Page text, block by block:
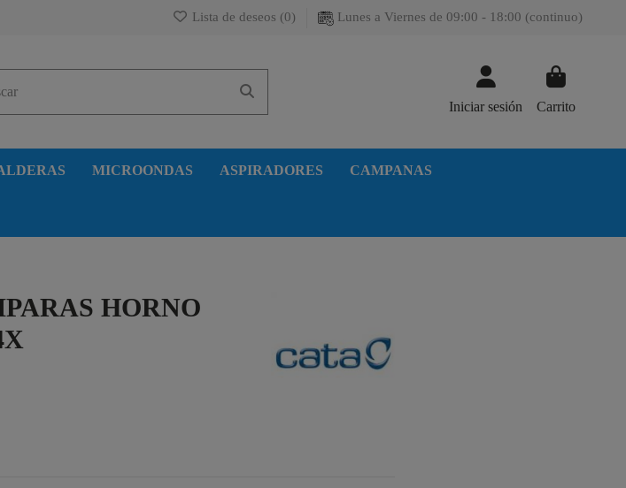
Lista de deseos (0) Lunes a Viernes de 09:00 - 18:00 (continuo)
Iniciar sesión Carrito
MICROONDAS ASPIRADORES CAMPANAS
HORNO